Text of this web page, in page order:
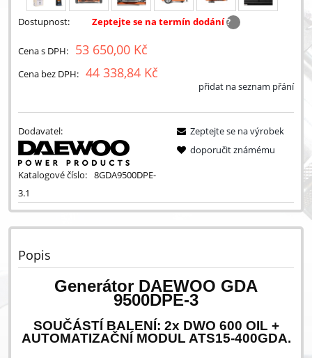
Dostupnost: Zeptejte se na termín dodání?
Cena s DPH: 53 650,00 Kč
Cena bez DPH: 44 338,84 Kč
přidat na seznam přání
Dodavatel:
Katalogové číslo: 8GDA9500DPE-
3.1
Zeptejte se na výrobek
doporučit známému
Popis
Generátor DAEWOO GDA
9500DPE-3
SOUČÁSTÍ BALENÍ: 2x DWO 600 OIL +
AUTOMATIZAČNÍ MODUL ATS15-400GDA.